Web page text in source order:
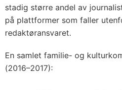
stadig større andel av
på plattformer som faller
redaktøransvaret.
En samlet familie- og
(2016–2017):